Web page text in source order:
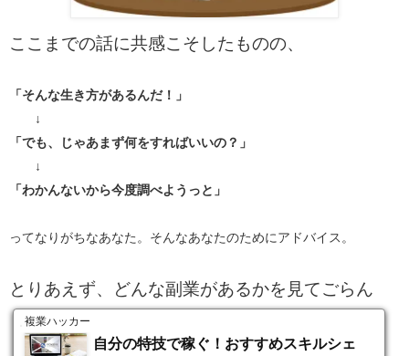
ここまでの話に共感こそしたものの、
「そんな生き方があるんだ！」
↓
「でも、じゃあまず何をすればいいの？」
↓
「わかんないから今度調べようっと」
ってなりがちなあなた。そんなあなたのためにアドバイス。
とりあえず、どんな副業があるかを見てごらん
複業ハッカー
自分の特技で稼ぐ！おすすめスキルシェ